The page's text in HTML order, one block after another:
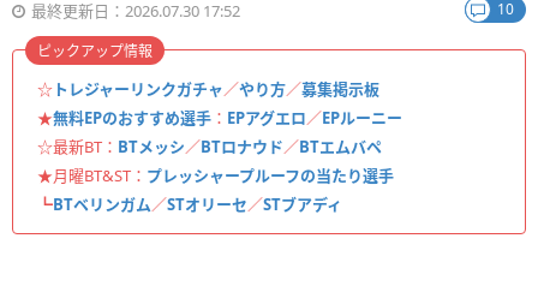
最終更新日：2026.07.30 17:52
10
☆ トレジャーリンクガチャ／やり方／募集掲示板
★無料EPのおすすめ選手 ： EPアグエロ／EPルーニー
☆最新BT： BTメッシ／BTロナウド／BTエムバペ
★月曜BT&ST： プレッシャープルーフの当たり選手
┗BTベリンガム／STオリーセ／STブアディ
ピックアップ情報